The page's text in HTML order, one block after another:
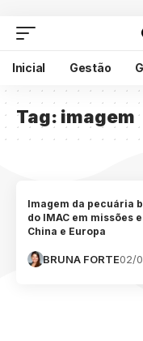
Inicial Gestão
Tag: imagem
Imagem da pecuária
do IMAC em missões
China e Europa
BRUNA FORTE02/